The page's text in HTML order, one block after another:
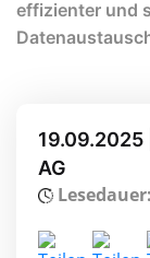
effizienter und
AG
Lesedauer: